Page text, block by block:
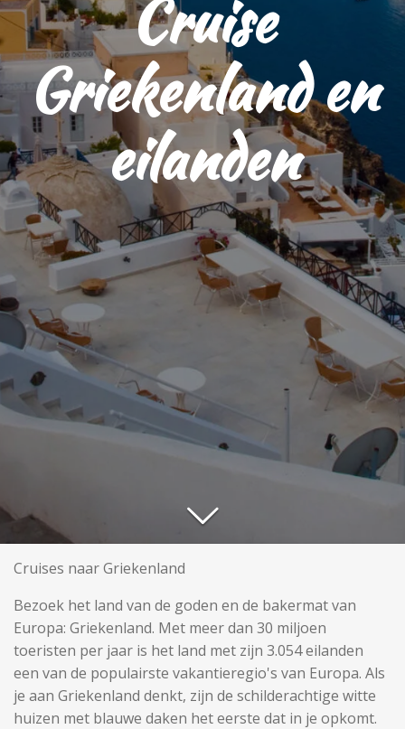
Cruise
Griekenland en
eilanden
Cruises naar Griekenland
Bezoek het land van de goden en de bakermat van
Europa: Griekenland. Met meer dan 30 miljoen
toeristen per jaar is het land met zijn 3.054 eilanden
een van de populairste vakantieregio's van Europa. Als
je aan Griekenland denkt, zijn de schilderachtige witte
huizen met blauwe daken het eerste dat in je opkomt.